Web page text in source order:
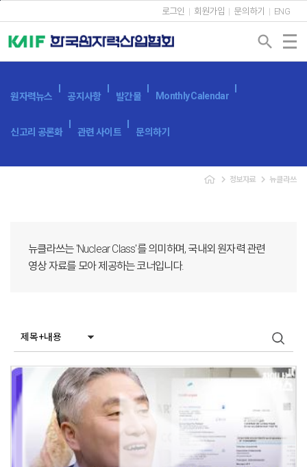
로그인 회원가입 문의하기 ENG
search
원자력뉴스 공지사항 발간물 Monthly Calendar
신고리 공론화 관련 사이트 문의하기
navigate_next 정보자료 navigate_next 뉴클라쓰
뉴클라쓰는 'Nuclear Class'를 의미하며, 국내외 원자력 관련
영상 자료를 모아 제공하는 코너입니다.